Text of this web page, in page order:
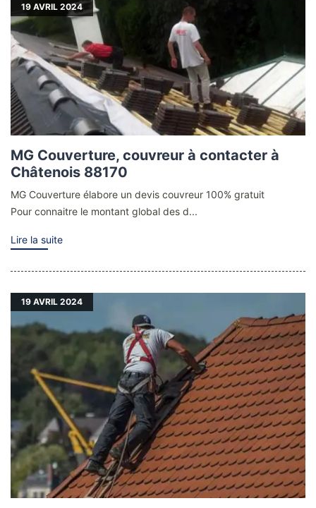
19 AVRIL 2024
MG Couverture, couvreur à contacter à
Châtenois 88170
MG Couverture élabore un devis couvreur 100% gratuit
Pour connaitre le montant global des d...
Lire la suite
19 AVRIL 2024